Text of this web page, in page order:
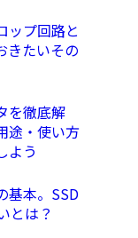
ップ回路と
きたいその
を徹底解
途・使い方
よう
基本。SSD
とは？